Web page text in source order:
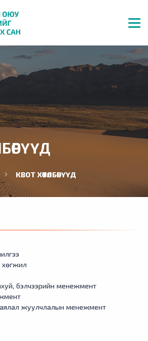
КВОТ ХӨТӨЛБӨРҮҮД
хөгжил
бэлчээрийн менежмент
аялал жуулчлалын менежмент